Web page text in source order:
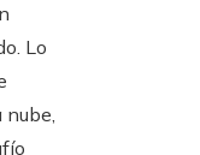
Lo
nube,